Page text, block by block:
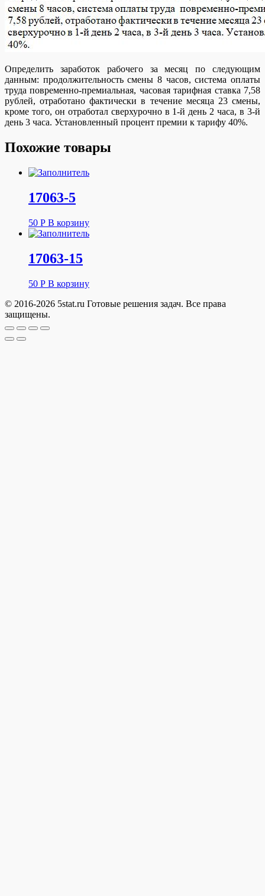
Определить заработок рабочего за месяц по следующим
данным: продолжительность смены 8 часов, система оплаты
труда повременно-премиальная, часовая тарифная ставка 7,58
рублей, отработано фактически в течение месяца 23 смены,
кроме того, он отработал сверхурочно в 1-й день 2 часа, в 3-й
день 3 часа. Установленный процент премии к тарифу 40%.
Похожие товары
17063-5
50 Р В корзину
17063-15
50 Р В корзину
© 2016-2026 5stat.ru Готовые решения задач. Все права
защищены.